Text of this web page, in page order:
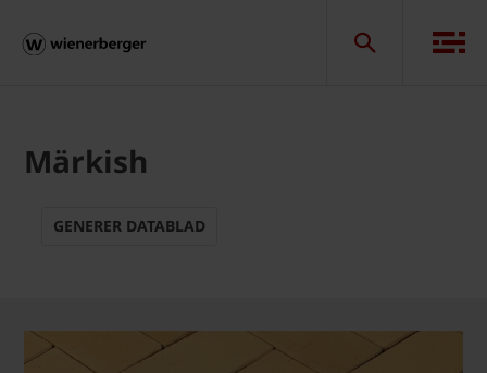
Märkish
GENERER DATABLAD